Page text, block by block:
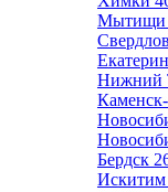
Мытищи
Нижний
Бердск
Искитим